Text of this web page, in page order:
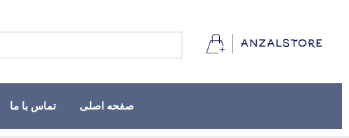
صفحه اصلی تماس با ما